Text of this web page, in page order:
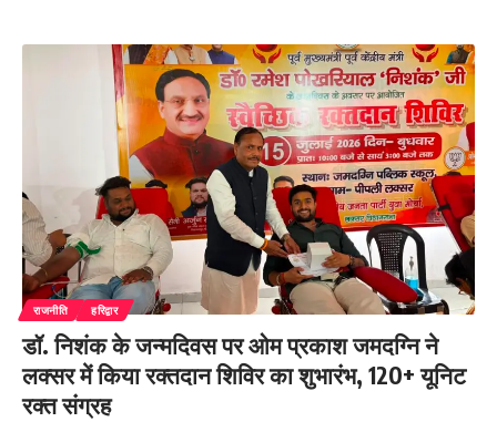
राजनीति हरिद्वार
डॉ. निशंक के जन्मदिवस पर ओम प्रकाश जमदग्नि ने
लक्सर में किया रक्तदान शिविर का शुभारंभ, 120+ यूनिट
रक्त संग्रह